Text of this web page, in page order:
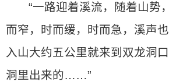
“一路迎着溪流，随着山势
而窄，时而缓，时而急，溪声也
入山大约五公里就来到双龙洞
洞里出来的……”